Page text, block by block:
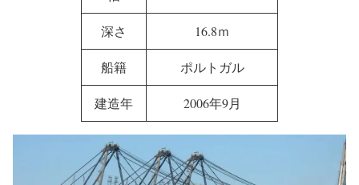
積載容量 2,826 TEU
長さ 222.16ｍ
幅 30ｍ
深さ 16.8ｍ
船籍 ポルトガル